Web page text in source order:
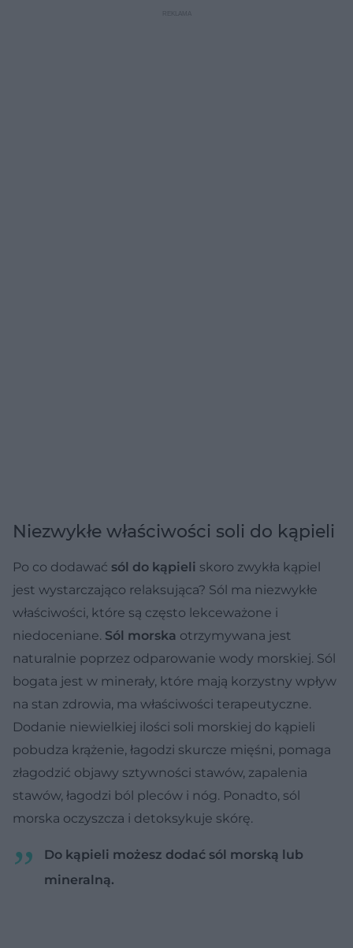
Niezwykłe właściwości soli do kąpieli
Po co dodawać sól do kąpieli skoro zwykła kąpiel
jest wystarczająco relaksująca? Sól ma niezwykłe
właściwości, które są często lekceważone i
niedoceniane. Sól morska otrzymywana jest
naturalnie poprzez odparowanie wody morskiej. Sól
bogata jest w minerały, które mają korzystny wpływ
na stan zdrowia, ma właściwości terapeutyczne.
Dodanie niewielkiej ilości soli morskiej do kąpieli
pobudza krążenie, łagodzi skurcze mięśni, pomaga
złagodzić objawy sztywności stawów, zapalenia
stawów, łagodzi ból pleców i nóg. Ponadto, sól
morska oczyszcza i detoksykuje skórę.
Do kąpieli możesz dodać sól morską lub
mineralną.